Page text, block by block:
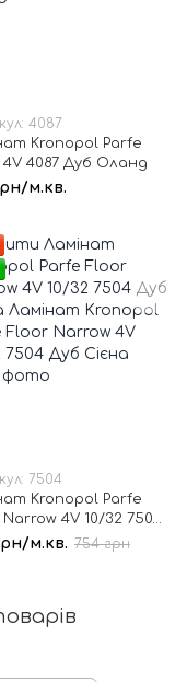
4087
Kronopol Parfe
4087 Дуб Оланд
м.кв.
7504
Kronopol Parfe
4V 10/32 7504
м.кв. 754 грн